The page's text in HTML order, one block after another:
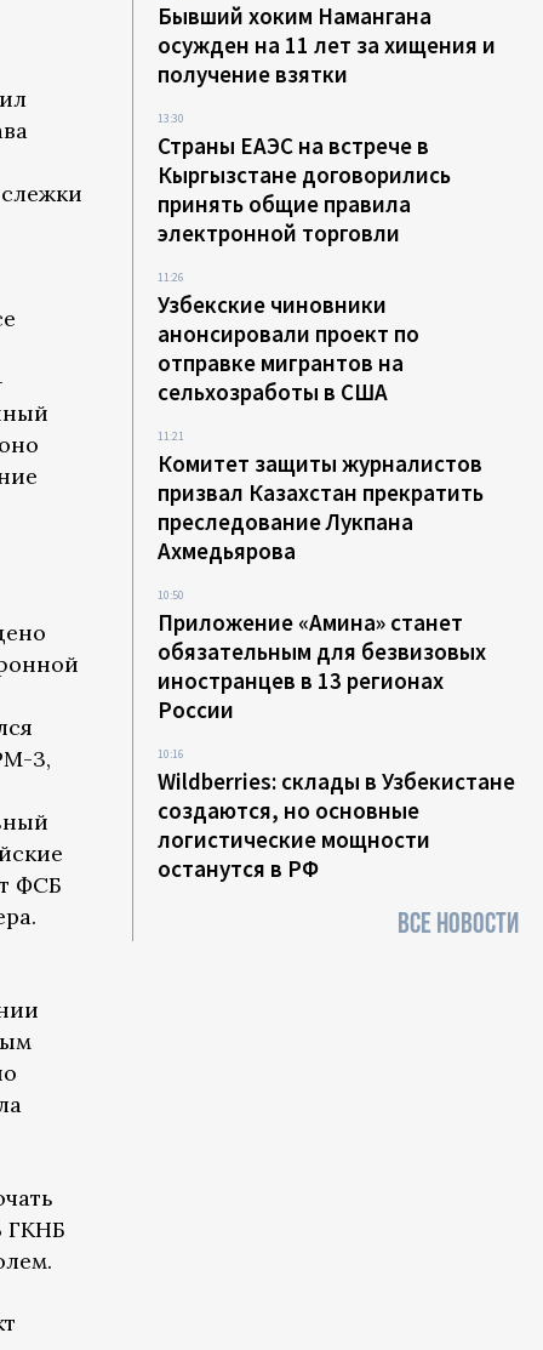
3,
ФСБ
ГКНБ
Бывший хоким Намангана
осужден на 11 лет за хищения и
получение взятки
13:30
Страны ЕАЭС на встрече в
Кыргызстане договорились
принять общие правила
электронной торговли
11:26
Узбекские чиновники
анонсировали проект по
отправке мигрантов на
сельхозработы в США
11:21
Комитет защиты журналистов
призвал Казахстан прекратить
преследование Лукпана
Ахмедьярова
10:50
Приложение «Амина» станет
обязательным для безвизовых
иностранцев в 13 регионах
России
10:16
Wildberries: склады в Узбекистане
создаются, но основные
логистические мощности
останутся в РФ
ВСЕ НОВОСТИ